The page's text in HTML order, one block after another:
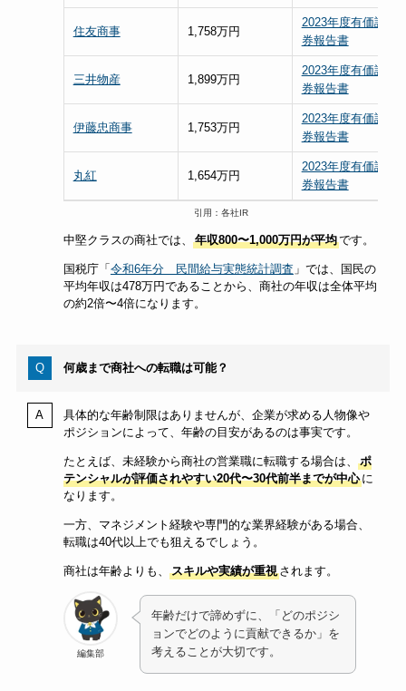
住友商事 1,758万円
2023年度有価証
券報告書
三井物産 1,899万円
2023年度有価証
券報告書
伊藤忠商事 1,753万円
2023年度有価証
券報告書
丸紅 1,654万円
2023年度有価証
券報告書
引用：各社IR
中堅クラスの商社では、 年収800〜1,000万円が平均です。
国税庁「 令和6年分 民間給与実態統計調査 」では、国民の
平均年収は478万円であることから、商社の年収は全体平均
の約2倍〜4倍になります。
何歳まで商社への転職は可能？
具体的な年齢制限はありませんが、企業が求める人物像や
ポジションによって、年齢の目安があるのは事実です。
たとえば、未経験から商社の営業職に転職する場合は、
ポ
テンシャルが評価されやすい20代〜30代前半までが中心に
なります。
一方、マネジメント経験や専門的な業界経験がある場合、
転職は40代以上でも狙えるでしょう。
商社は年齢よりも、 スキルや実績が重視されます。
編集部
年齢だけで諦めずに、「どのポジシ
ョンでどのように貢献できるか」を
考えることが大切です。